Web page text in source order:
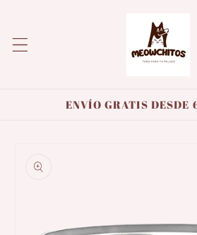
ENVÍO GRATIS DESDE
información